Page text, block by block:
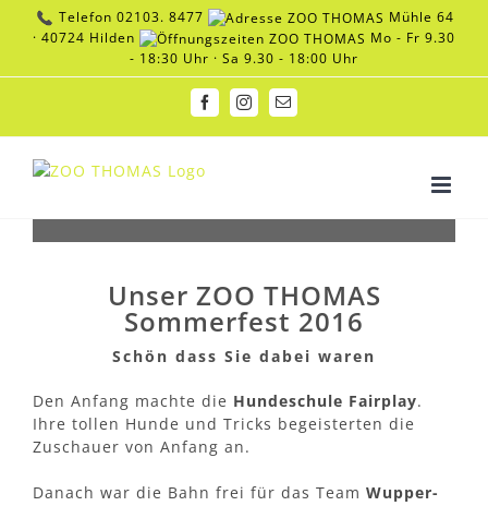
Inhalt
Telefon 02103. 8477
Mühle 64
· 40724 Hilden
Mo - Fr 9.30
- 18:30 Uhr · Sa 9.30 - 18:00 Uhr
FacebookInstagram
E-
Unser ZOO THOMAS
Sommerfest 2016
Schön dass Sie dabei waren
Den Anfang machte die Hundeschule Fairplay.
Ihre tollen Hunde und Tricks begeisterten die
Zuschauer von Anfang an.
Danach war die Bahn frei für das Team Wupper-